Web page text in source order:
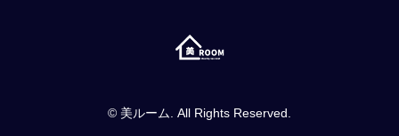
© 美ルーム. All Rights Reserved.